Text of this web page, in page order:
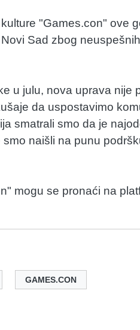
"Games.con" ove
Sad zbog
u julu, nova uprava nije
da uspostavimo
smatrali smo da je
naišli na punu
mogu se pronaći na
GAMES.CON